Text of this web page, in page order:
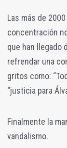
Las más de
concentración
que han llegado
refrendar una
gritos como:
“justicia para
Finalmente la
vandalismo.